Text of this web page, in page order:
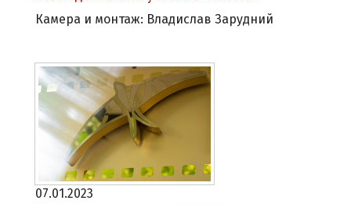
Камера и монтаж: Владислав Зарудний
07.01.2023